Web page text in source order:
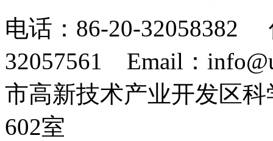
电话：86-20-32058382
32057561 Email：
市高新技术产业开发区
602室